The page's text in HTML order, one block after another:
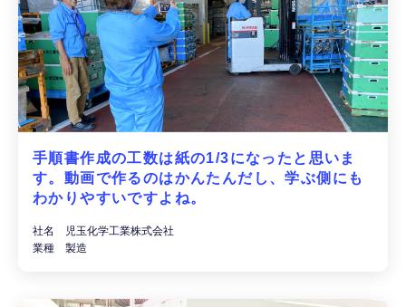
手順書作成の工数は紙の1/3になったと思いま
す。動画で作るのはかんたんだし、学ぶ側にも
わかりやすいですよね。
社名 児玉化学工業株式会社
業種 製造